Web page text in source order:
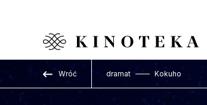
Wróć dramat Kokuho